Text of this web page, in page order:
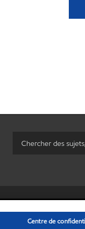
• Énoncé de
© Copyright 2003-2026
Centre de